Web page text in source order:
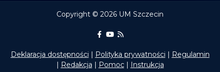
Copyright © 2026 UM Szczecin
Portal Edukacyjny na Facebooku
kanał Youtube Portalu
Deklaracja dostępności | Polityka prywatności | Regulamin
| Redakcja | Pomoc| Instrukcja